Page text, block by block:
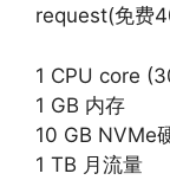
request(免费
1 CPU core
1 GB 内存
10 GB NVMe
1 TB 月流量